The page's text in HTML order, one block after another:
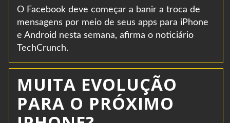
O Facebook deve começar a banir a troca de
mensagens por meio de seus apps para iPhone
e Android nesta semana, afirma o noticiário
TechCrunch.
MUITA EVOLUÇÃO
PARA O PRÓXIMO